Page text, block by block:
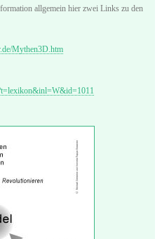
allgemein hier zwei Links zu den
Mythen3D.htm